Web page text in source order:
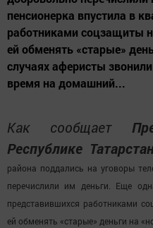
пенсионерка впустила в
работниками соцзащиты
ей обменять «старые»
случаях аферисты
время на домашний...
Как сообщает
Республике
района поддались на уговоры
перечислили им деньги. Еще
представившихся работниками
ей обменять «старые» деньги на